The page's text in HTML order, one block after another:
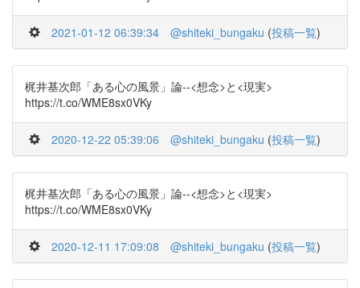
2021-01-12 06:39:34 @shiteki_bungaku (投稿一覧)
梶井基次郎「ある心の風景」論--<想念>と<現実>
https://t.co/WME8sx0VKy
2020-12-22 05:39:06 @shiteki_bungaku (投稿一覧)
梶井基次郎「ある心の風景」論--<想念>と<現実>
https://t.co/WME8sx0VKy
2020-12-11 17:09:08 @shiteki_bungaku (投稿一覧)